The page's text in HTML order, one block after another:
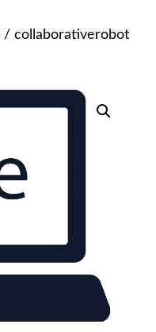
/ collaborativerobot